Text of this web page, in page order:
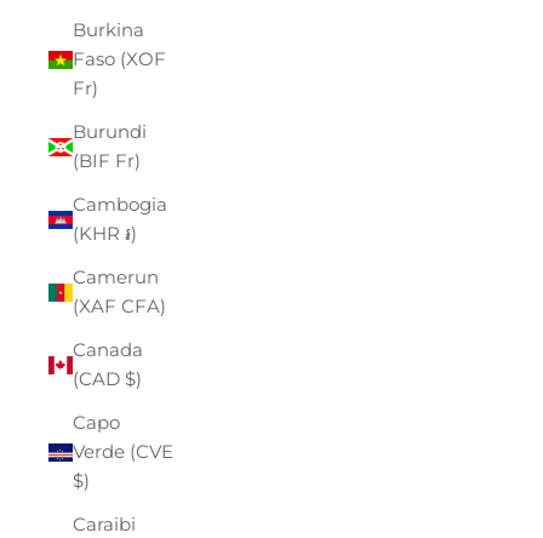
Burkina
Faso (XOF
Fr)
Burundi
(BIF Fr)
Cambogia
(KHR ៛)
Camerun
(XAF CFA)
Canada
(CAD $)
Capo
Verde (CVE
$)
Caraibi